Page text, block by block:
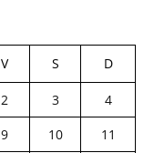
V S D
2 3
4
9 10
11